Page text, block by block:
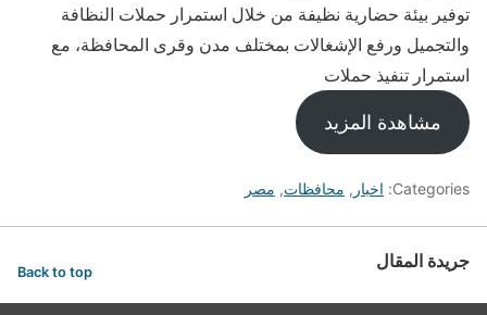
توفير بيئة حضارية نظيفة من خلال استمرار حملات النظافة
والتجميل ورفع الإشغالات بمختلف مدن وقرى المحافظة، مع
استمرار تنفيذ حملات
مشاهدة المزيد
Categories: اخبار , محافظات, مصر
جريدة المقال Back to top